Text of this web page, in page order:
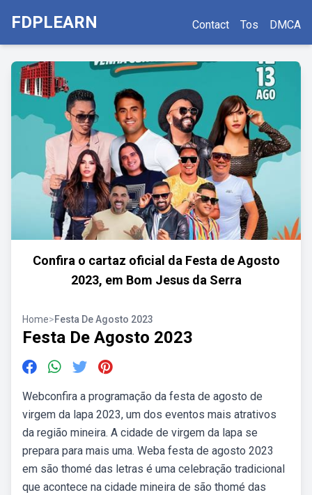
FDPLEARN Contact Tos DMCA
Confira o cartaz oficial da Festa de Agosto
2023, em Bom Jesus da Serra
Home>Festa De Agosto 2023
Festa De Agosto 2023
Webconfira a programação da festa de agosto de
virgem da lapa 2023, um dos eventos mais atrativos
da região mineira. A cidade de virgem da lapa se
prepara para mais uma. Weba festa de agosto 2023
em são thomé das letras é uma celebração tradicional
que acontece na cidade mineira de são thomé das